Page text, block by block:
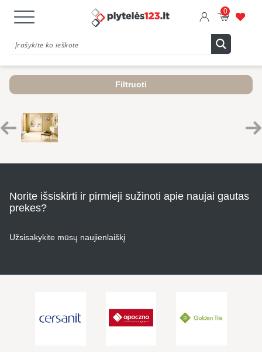
0
Filtruoti
Norite išsiskirti ir pirmieji sužinoti apie naujai gautas
prekes?
Užsisakykite mūsų naujienlaiškį